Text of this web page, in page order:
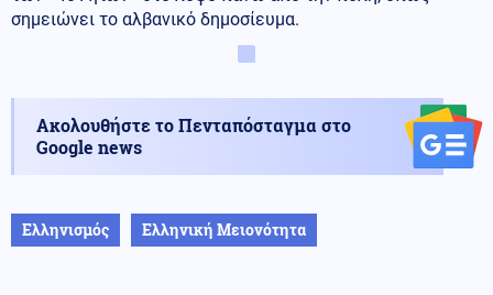
σημειώνει το αλβανικό δημοσίευμα.
Ακολουθήστε το Πενταπόσταγμα στο
Google news
Ελληνισμός Ελληνική Μειονότητα